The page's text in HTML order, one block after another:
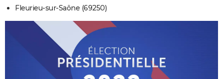
Fleurieu-sur-Saône (69250)